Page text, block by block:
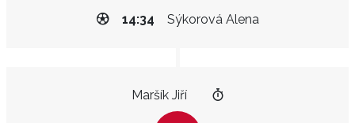
Sýkorová Alena
14:34
Maršík Jiří